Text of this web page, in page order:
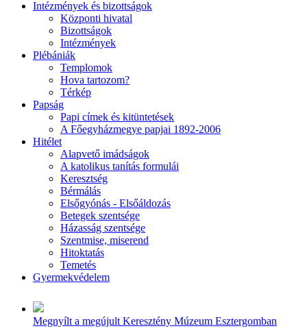
Intézmények és bizottságok
Központi hivatal
Bizottságok
Intézmények
Plébániák
Templomok
Hova tartozom?
Térkép
Papság
Papi címek és kitüntetések
A Főegyházmegye papjai 1892-2006
Hitélet
Alapvető imádságok
A katolikus tanítás formulái
Keresztség
Bérmálás
Elsőgyónás - Elsőáldozás
Betegek szentsége
Házasság szentsége
Szentmise, miserend
Hitoktatás
Temetés
Gyermekvédelem
Megnyílt a megújult Keresztény Múzeum Esztergomban